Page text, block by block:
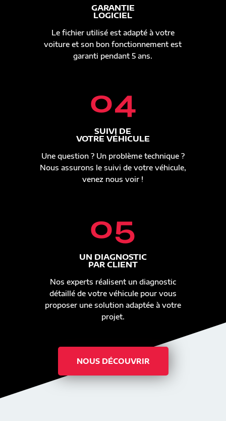
GARANTIE
LOGICIEL
Le fichier utilisé est adapté à votre
voiture et son bon fonctionnement est
garanti pendant 5 ans.
04
SUIVI DE
VOTRE VÉHICULE
Une question ? Un problème technique ?
Nous assurons le suivi de votre véhicule,
venez nous voir !
05
UN DIAGNOSTIC
PAR CLIENT
Nos experts réalisent un diagnostic
détaillé de votre véhicule pour vous
proposer une solution adaptée à votre
projet.
NOUS DÉCOUVRIR